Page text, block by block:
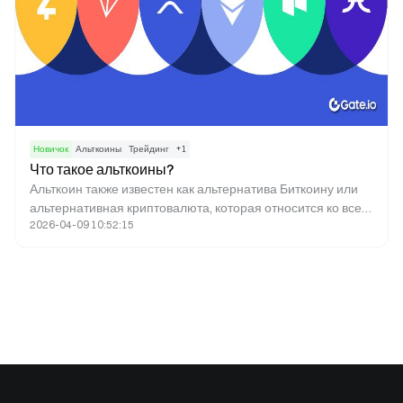
Новичок Альткоины Трейдинг +1
Что такое альткоины?
Альткоин также известен как альтернатива Биткоину или
альтернативная криптовалюта, которая относится ко всем
криптовалютам, отличным от Биткоина. Большинство
2026-04-09 10:52:15